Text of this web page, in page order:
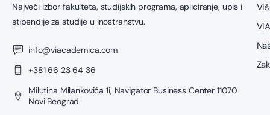
Najveći izbor fakulteta, studijskih programa, apliciranje, upis i
stipendije za studije u inostranstvu.
info@viacademica.com
+381 66 23 64 36
Milutina Milankovića 1i, Navigator Business Center 11070
Novi Beograd